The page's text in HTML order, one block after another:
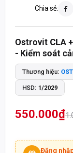
TƯ VẤN ĐẶT
MỞ CỬA T2-T7:
SẢN PHẨM
Chia sẻ:
Ostrovit CLA
- Kiểm soát
Thương hiệu:
HSD: 1/2029
550.000₫
Đăng